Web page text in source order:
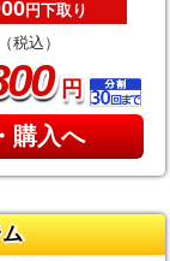
円下取り
税込）
円
購入へ